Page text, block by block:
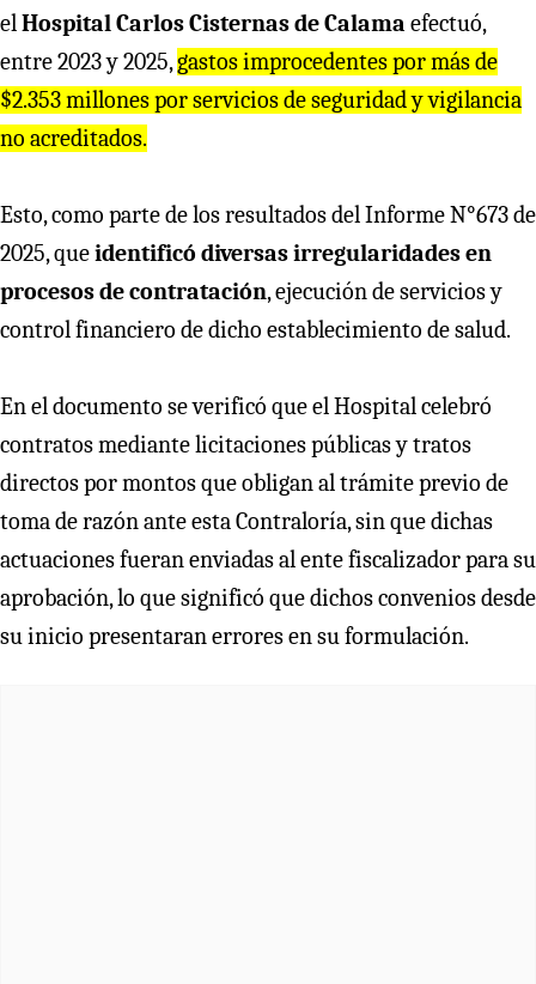
elHospital Carlos Cisternas de Calama efectuó,
entre 2023 y 2025,gastos improcedentes por más de
$2.353 millones por servicios de seguridad y vigilancia
no acreditados.
Esto, como parte de los resultados del Informe N°673 de
2025, queidentificó diversas irregularidades en
procesos de contratación, ejecución de servicios y
control financiero de dicho establecimiento de salud.
En el documento se verificó que el Hospital celebró
contratos mediante licitaciones públicas y tratos
directos por montos que obligan al trámite previo de
toma de razón ante esta Contraloría, sin que dichas
actuaciones fueran enviadas al ente fiscalizador para su
aprobación, lo que significó que dichos convenios desde
su inicio presentaran errores en su formulación.